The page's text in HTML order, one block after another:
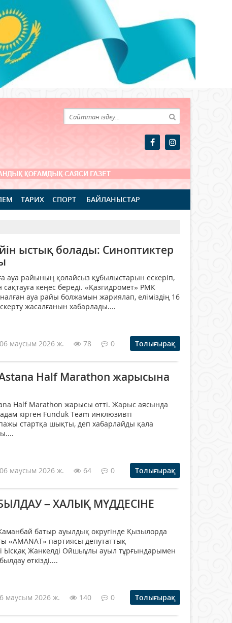
ТАРИХ СПОРТ БАЙЛАНЫСТАР
ыстық болады: Синоптиктер
ауа райының қолайсыз құбылыстарын ескеріп,
сақтауға кеңес береді. «Қазгидромет» РМК
ауа райы болжамын жариялап, еліміздің 16
жасалғанын хабарлады....
06 маусым 2026 ж. 78 0 Толығырақ
Half Marathon жарысына
Half Marathon жарысы өтті. Жарыс аясында
кірген Funduk Team инклюзивті
стартқа шықты, деп хабарлайды қала
06 маусым 2026 ж. 64 0 Толығырақ
– ХАЛЫҚ МҮДДЕСІНЕ
батыр ауылдық округінде Қызылорда
«AMANAT» партиясы депутаттық
Ысқақ Жанкелді Ойшыұлы ауыл тұрғындарымен
өткізді....
маусым 2026 ж. 140 0 Толығырақ